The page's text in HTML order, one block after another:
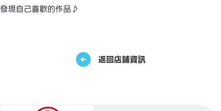
發現自己喜歡的作品♪
返回店鋪資訊